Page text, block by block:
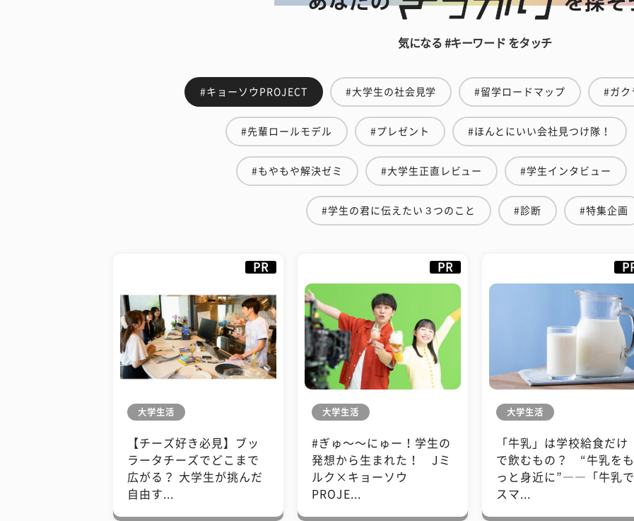
気になる #キーワード をタッチ
#キョーソウPROJECT #大学生の社会見学 #留学ロードマップ #ガク
#先輩ロールモデル #プレゼント #ほんとにいい会社見つけ隊！
#もやもや解決ゼミ #大学生正直レビュー #学生インタビュー
#学生の君に伝えたい３つのこと #診断 #特集企画
PR
大学生活
【チーズ好き必見】ブッ
ラータチーズでどこまで
広がる？ 大学生が挑んだ
自由す...
PR
大学生活
#ぎゅ〜〜にゅー！学生の
発想から生まれた！ Jミ
ルク×キョーソウ
PROJE...
大学生活
「牛乳」は学校給食だけ
で飲むもの？ “牛乳をも
っと身近に”――「牛乳で
スマ...